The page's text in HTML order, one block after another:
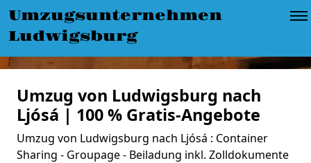
Umzugsunternehmen
Ludwigsburg
Umzug von Ludwigsburg nach
Ljósá | 100 % Gratis-Angebote
Umzug von Ludwigsburg nach Ljósá : Container
Sharing - Groupage - Beiladung inkl. Zolldokumente